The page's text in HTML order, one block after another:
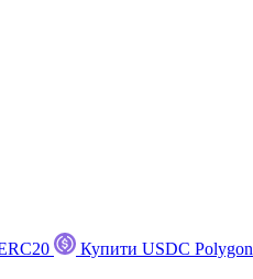
Купити USDC Polygon